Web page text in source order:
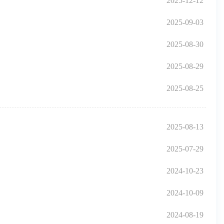
2025-09-03
2025-08-30
2025-08-29
2025-08-25
2025-08-13
2025-07-29
2024-10-23
2024-10-09
2024-08-19